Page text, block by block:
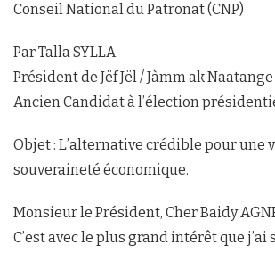
Conseil National du Patronat (CNP)
Par Talla SYLLA
Président de Jëf Jël / Jàmm ak Naatange
Ancien Candidat à l’élection
Objet : L’alternative crédible pour une
souveraineté économique.
Monsieur le Président, Cher Baidy
C’est avec le plus grand intérêt que j’ai